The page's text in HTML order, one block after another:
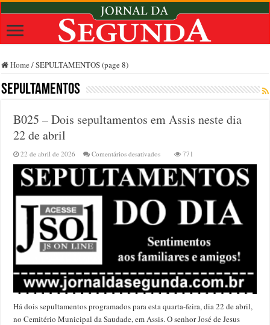
Home /SEPULTAMENTOS (page 8)
SEPULTAMENTOS
B025 – Dois sepultamentos em Assis neste dia
22 de abril
22 de abril de 2026 Comentários desativadosem
B025
–
Dois
sepultamentos
Assis
neste
dia
de
abril
771
Há dois sepultamentos programados para esta quarta-feira, dia 22 de abril,
no Cemitério Municipal da Saudade, em Assis. O senhor José de Jesus